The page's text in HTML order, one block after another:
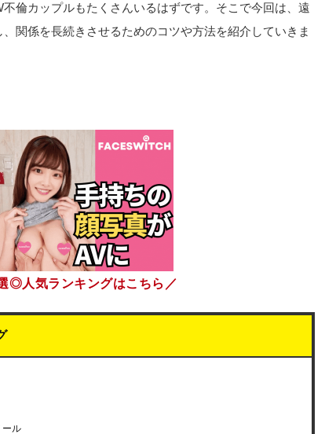
倫カップルもたくさんいるはずです。そこで今回は、遠
関係を長続きさせるためのコツや方法を紹介していきま
◎人気ランキングはこちら／
ル